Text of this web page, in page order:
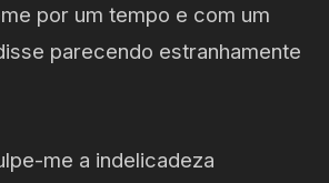
por um tempo e com um
parecendo estranhamente
me a indelicadeza